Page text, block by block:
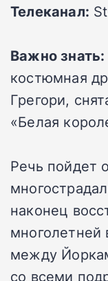
Телеканал:
Важно знать:
костюмная
Грегори,
«Белая
Речь пойдет
наконец
между
со всеми